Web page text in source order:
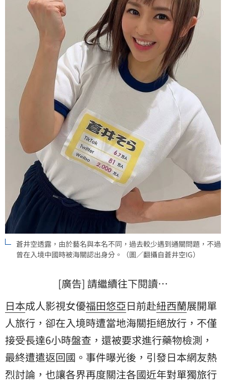
蒼井空透露，由於藝名與本名不同，過去較少遇到通關問題，不過
曾在入境中國時被海關認出身分。（圖／翻攝自蒼井空IG）
[廣告] 請繼續往下閱讀…
日本成人影視女優福田悠亞日前赴紐西蘭展開單
人旅行，卻在入境時遭當地海關拒絕放行，不僅
接受長達6小時盤查，還被要求進行藥物檢測，
最終遭遣返回國。事件曝光後，引發日本網友熱
烈討論，也讓各界再度關注各國近年對單獨旅行